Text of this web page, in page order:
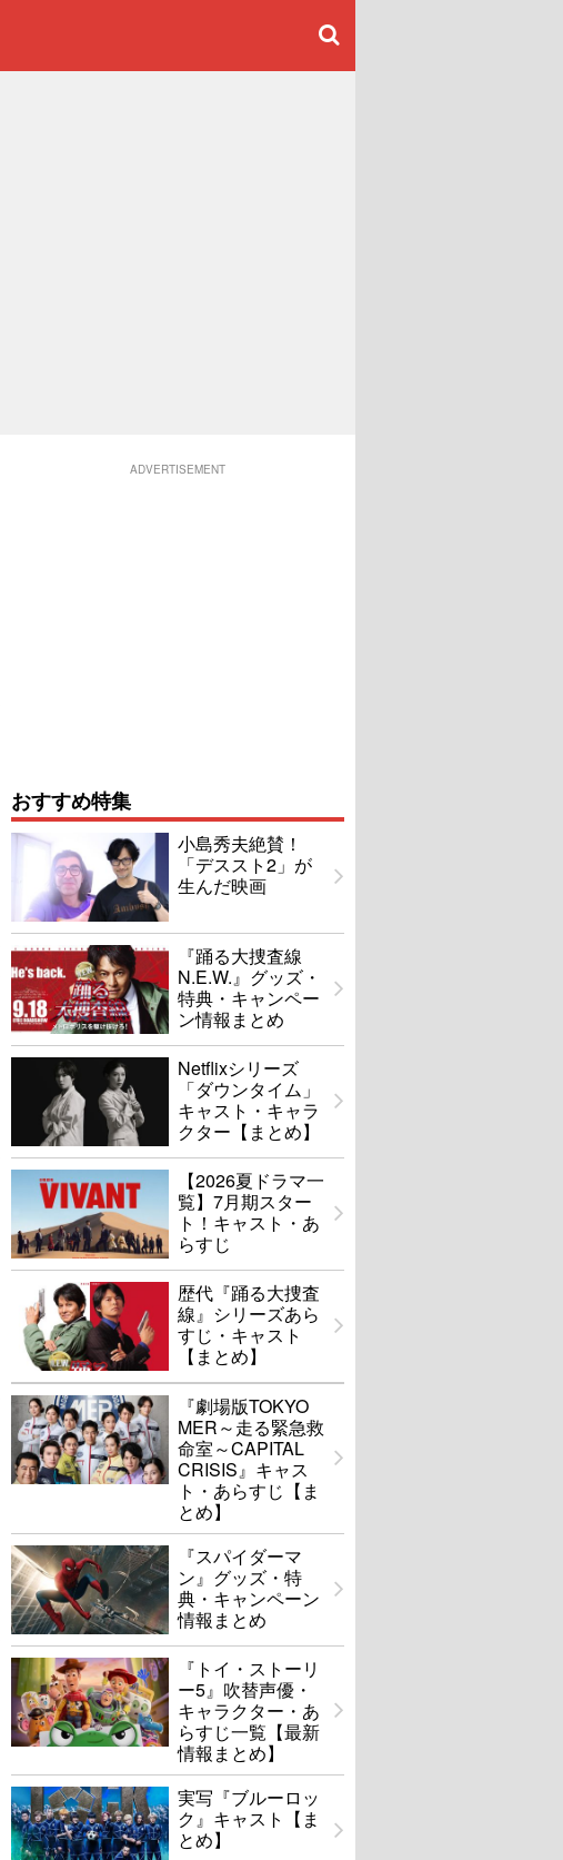
ADVERTISEMENT
おすすめ特集
小島秀夫絶賛！
「デススト2」が
生んだ映画
『踊る大捜査線
N.E.W.』グッズ・
特典・キャンペー
ン情報まとめ
Netflixシリーズ
「ダウンタイム」
キャスト・キャラ
クター【まとめ】
【2026夏ドラマ一
覧】7月期スター
ト！キャスト・あ
らすじ
歴代『踊る大捜査
線』シリーズあら
すじ・キャスト
【まとめ】
『劇場版TOKYO
MER～走る緊急救
命室～CAPITAL
CRISIS』キャス
ト・あらすじ【ま
とめ】
『スパイダーマ
ン』グッズ・特
典・キャンペーン
情報まとめ
『トイ・ストーリ
ー5』吹替声優・
キャラクター・あ
らすじ一覧【最新
情報まとめ】
実写『ブルーロッ
ク』キャスト【ま
とめ】